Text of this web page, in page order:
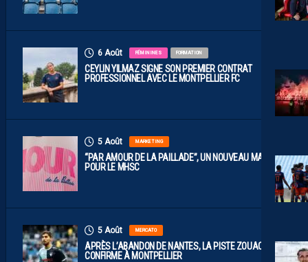
6 Août FÉMININES FORMATION
CEYLIN YILMAZ SIGNE SON PREMIER CONTRAT
PROFESSIONNEL AVEC LE MONTPELLIER FC
5 Août MARKETING
“PAR AMOUR DE LA PAILLADE”, UN NOUVEAU MAILLOT
POUR LE MHSC
5 Août MERCATO
APRÈS L’ABANDON DE NANTES, LA PISTE ZOUAOUI SE
CONFIRME À MONTPELLIER